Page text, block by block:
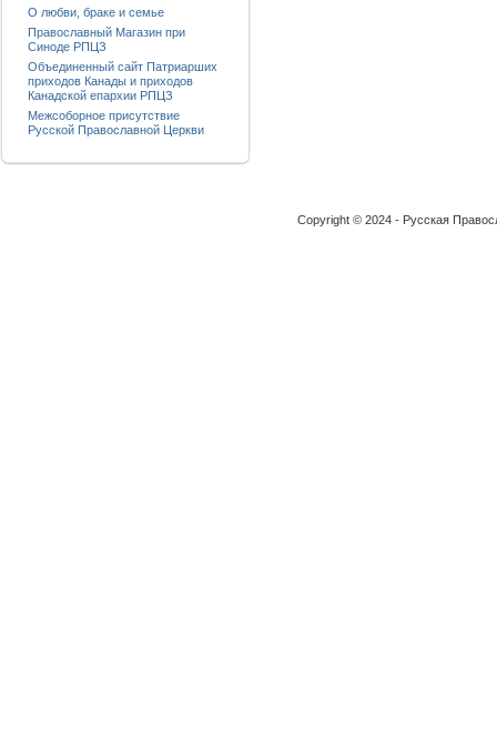
О любви, браке и семье
Православный Магазин при
Синоде РПЦЗ
Объединенный сайт Патриарших
приходов Канады и приходов
Канадской епархии РПЦЗ
Межсоборное присутствие
Русской Православной Церкви
Copyright © 2024 - Русская